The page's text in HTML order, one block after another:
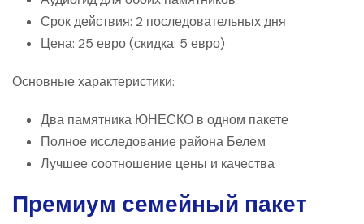
Срок действия: 2 последовательных дня
Цена: 25 евро (скидка: 5 евро)
Основные характеристики:
Два памятника ЮНЕСКО в одном пакете
Полное исследование района Белем
Лучшее соотношение цены и качества
Премиум семейный пакет